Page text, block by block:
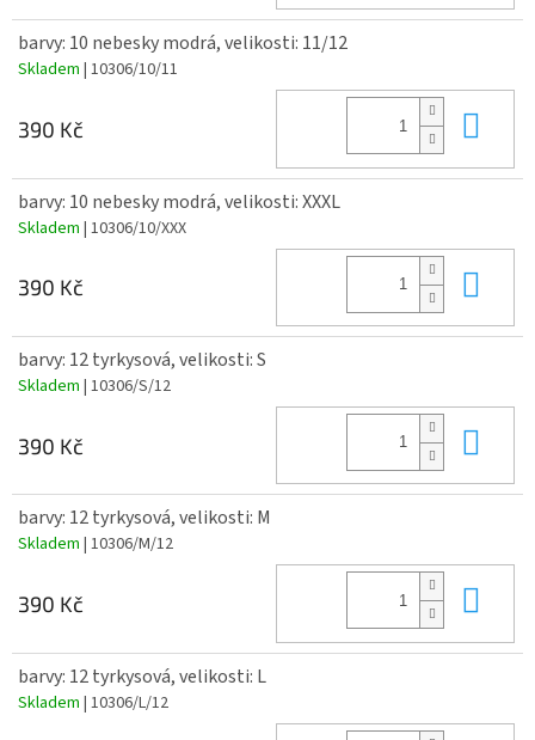
barvy: 10 nebesky modrá, velikosti: 11/12
Skladem | 10306/10/11
390 Kč
barvy: 10 nebesky modrá, velikosti: XXXL
Skladem | 10306/10/XXX
390 Kč
barvy: 12 tyrkysová, velikosti: S
Skladem | 10306/S/12
390 Kč
barvy: 12 tyrkysová, velikosti: M
Skladem | 10306/M/12
390 Kč
barvy: 12 tyrkysová, velikosti: L
Skladem | 10306/L/12